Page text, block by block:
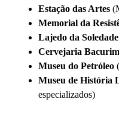
Estação das Artes
Memorial da
Lajedo da Soledade
Cervejaria Bacurim
Museu do Petróleo
Museu de História
especializados)